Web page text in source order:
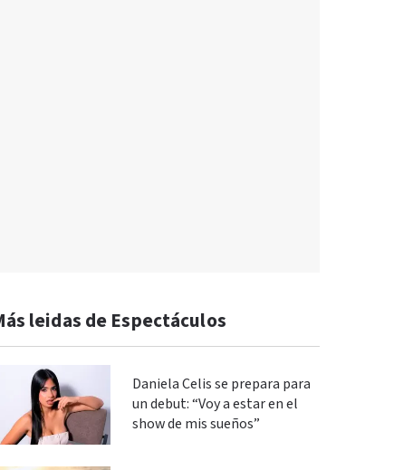
leidas de Espectáculos
Daniela Celis se prepara para
un debut: “Voy a estar en el
show de mis sueños”